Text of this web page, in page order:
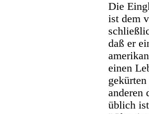
Die
ist dem
daß er
einen
anderen
üblich